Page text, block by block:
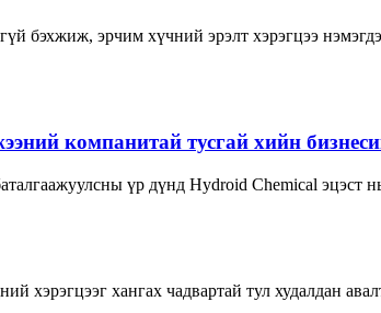
бэхжиж, эрчим хүчний эрэлт хэрэгцээ
компанитай тусгай хийн
үр дүнд Hydroid Chemical эцэст
хэрэгцээг хангах чадвартай тул худалдан